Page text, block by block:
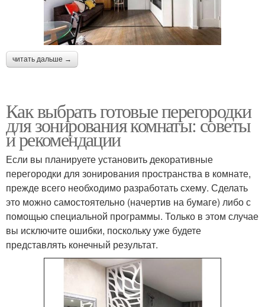
читать дальше →
Как выбрать готовые перегородки
для зонирования комнаты: советы
и рекомендации
Если вы планируете установить декоративные
перегородки для зонирования пространства в комнате,
прежде всего необходимо разработать схему. Сделать
это можно самостоятельно (начертив на бумаге) либо с
помощью специальной программы. Только в этом случае
вы исключите ошибки, поскольку уже будете
представлять конечный результат.